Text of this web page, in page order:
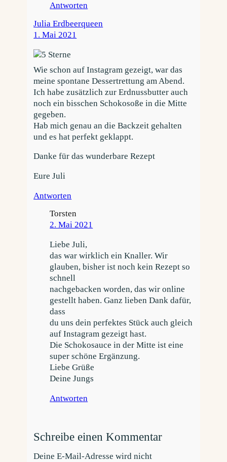
Antworten
Julia Erdbeerqueen
1. Mai 2021
Wie schon auf Instagram gezeigt, war das
meine spontane Dessertrettung am Abend.
Ich habe zusätzlich zur Erdnussbutter auch
noch ein bisschen Schokosoße in die Mitte
gegeben.
Hab mich genau an die Backzeit gehalten
und es hat perfekt geklappt.
Danke für das wunderbare Rezept
Eure Juli
Antworten
Torsten
2. Mai 2021
Liebe Juli,
das war wirklich ein Knaller. Wir
glauben, bisher ist noch kein Rezept so
schnell
nachgebacken worden, das wir online
gestellt haben. Ganz lieben Dank dafür,
dass
du uns dein perfektes Stück auch gleich
auf Instagram gezeigt hast.
Die Schokosauce in der Mitte ist eine
super schöne Ergänzung.
Liebe Grüße
Deine Jungs
Antworten
Schreibe einen Kommentar
Deine E-Mail-Adresse wird nicht